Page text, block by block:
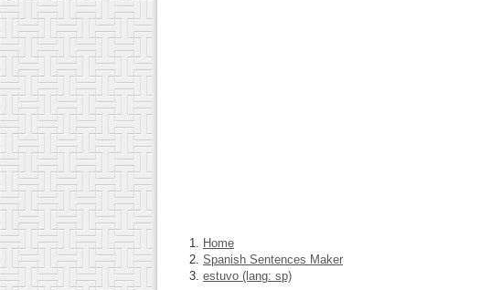
Home
Spanish Sentences Maker
estuvo (lang: sp)